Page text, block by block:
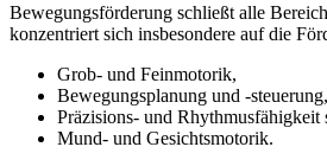
Bewegungsförderung schließt alle
konzentriert sich insbesondere auf die
Grob- und Feinmotorik,
Bewegungsplanung und -steuerung,
Präzisions- und Rhythmusfähigkeit
Mund- und Gesichtsmotorik.